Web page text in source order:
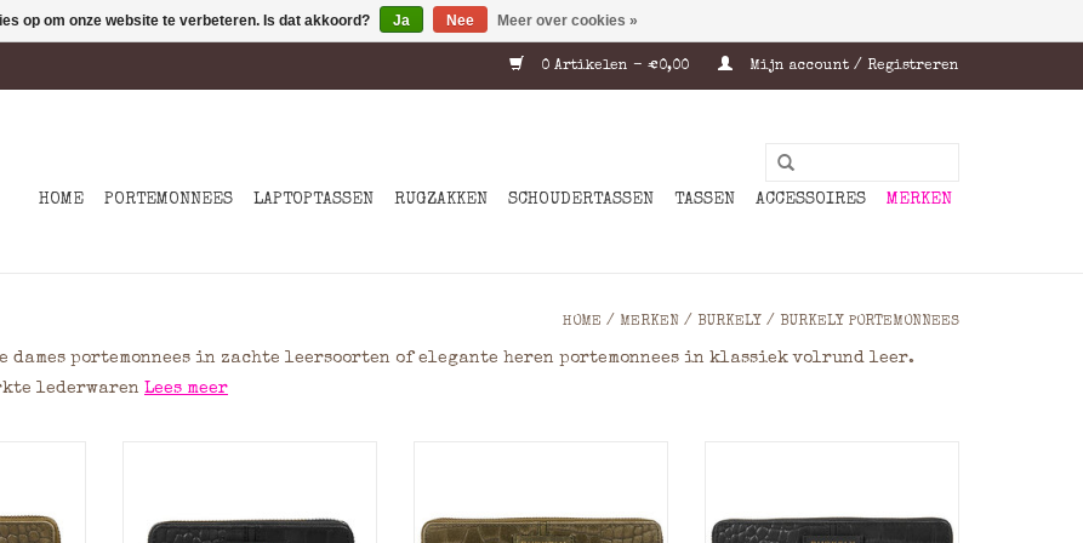
0 Artikelen - €0,00 Mijn account / Registreren
HOME PORTEMONNEES LAPTOPTASSEN RUGZAKKEN SCHOUDERTASSEN TASSEN ACCESSOIRES MERKEN
HOME / MERKEN / BURKELY / BURKELY PORTEMONNEES
portemonnees in zachte leersoorten of elegante heren portemonnees in klassiek volrund leer.
lederwaren Lees meer
handtas past. Het
handtas past. Het
handtas past. Het
op om onze website te verbeteren. Is dat akkoord? Ja Nee Meer over cookies »